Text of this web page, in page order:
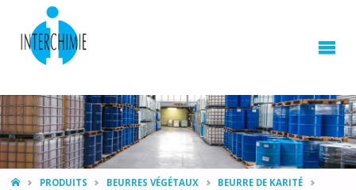
HOMEPRODUITS BEURRES VÉGÉTAUX
BEURRE DE KARITÉ